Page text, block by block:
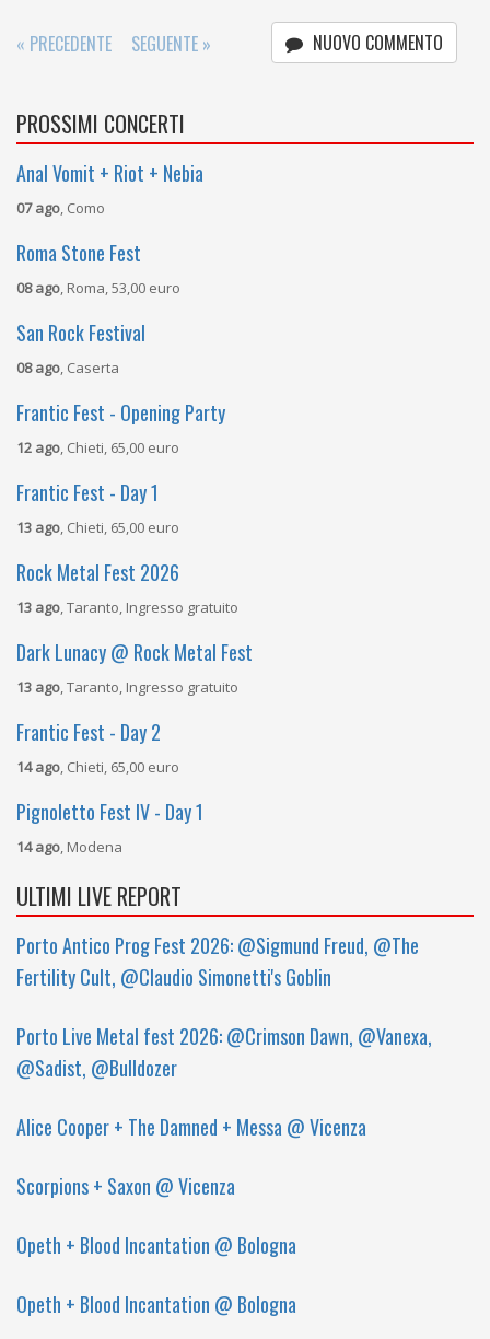
« PRECEDENTE SEGUENTE » NUOVO COMMENTO
PROSSIMI CONCERTI
Anal Vomit + Riot + Nebia
07 ago, Como
Roma Stone Fest
08 ago, Roma, 53,00 euro
San Rock Festival
08 ago, Caserta
Frantic Fest - Opening Party
12 ago, Chieti, 65,00 euro
Frantic Fest - Day 1
13 ago, Chieti, 65,00 euro
Rock Metal Fest 2026
13 ago, Taranto, Ingresso gratuito
Dark Lunacy @ Rock Metal Fest
13 ago, Taranto, Ingresso gratuito
Frantic Fest - Day 2
14 ago, Chieti, 65,00 euro
Pignoletto Fest IV - Day 1
14 ago, Modena
ULTIMI LIVE REPORT
Porto Antico Prog Fest 2026: @Sigmund Freud, @The
Fertility Cult, @Claudio Simonetti's Goblin
Porto Live Metal fest 2026: @Crimson Dawn, @Vanexa,
@Sadist, @Bulldozer
Alice Cooper + The Damned + Messa @ Vicenza
Scorpions + Saxon @ Vicenza
Opeth + Blood Incantation @ Bologna
Opeth + Blood Incantation @ Bologna